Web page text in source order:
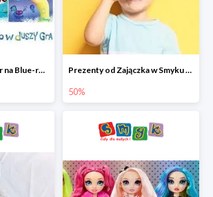
Największe hity Pixar na Blue-rey i DVD w Smyku - drugi film -50% Prezenty od Zajączka w Smyku do -50%
50%